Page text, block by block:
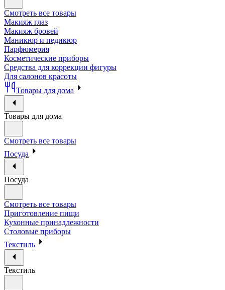
Смотреть все товары
Макияж глаз
Макияж бровей
Маникюр и педикюр
Парфюмерия
Косметические приборы
Средства для коррекции фигуры
Для салонов красоты
Товары для дома
Товары для дома
Смотреть все товары
Посуда
Посуда
Смотреть все товары
Приготовление пищи
Кухонные принадлежности
Столовые приборы
Текстиль
Текстиль